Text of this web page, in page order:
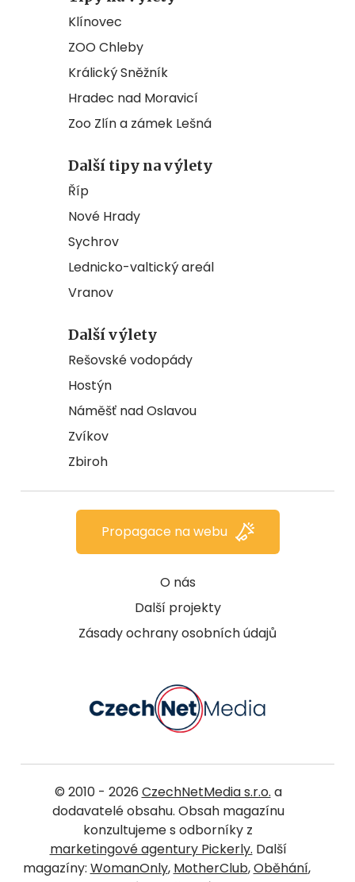
Klínovec
ZOO Chleby
Králický Sněžník
Hradec nad Moravicí
Zoo Zlín a zámek Lešná
Další tipy na výlety
Říp
Nové Hrady
Sychrov
Lednicko-valtický areál
Vranov
Další výlety
Rešovské vodopády
Hostýn
Náměšť nad Oslavou
Zvíkov
Zbiroh
O nás
Další projekty
Zásady ochrany osobních údajů
Propagace na webu
© 2010 - 2026 CzechNetMedia s.r.o. a
dodavatelé obsahu. Obsah magazínu
konzultujeme s odborníky z
marketingové agentury Pickerly. Další
magazíny: WomanOnly, MotherClub,Oběhání,